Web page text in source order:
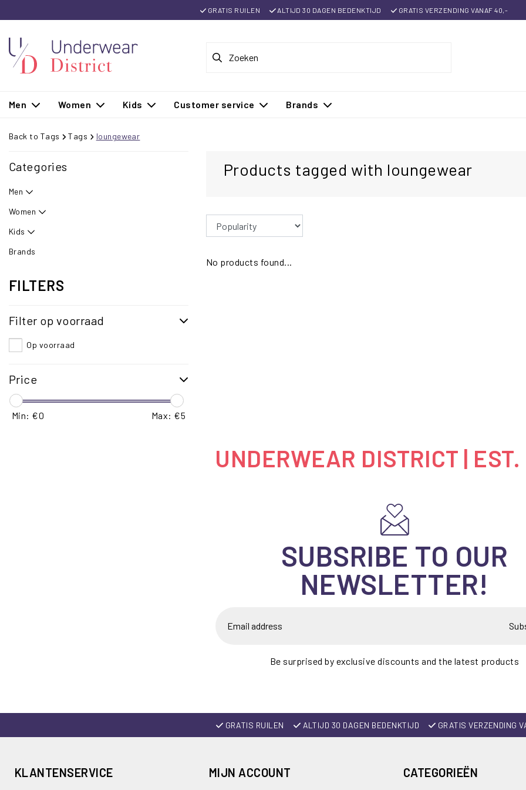
GRATIS RUILEN ALTIJD 30 DAGEN BEDENKTIJD GRATIS VERZENDING VANAF 40,-
Men Women Kids Customer service Brands
Back to Tags Tags loungewear
Categories
Men
Women
Kids
Brands
FILTERS
Filter op voorraad
Op voorraad
Price
Min: €0 Max: €5
Products tagged with loungewear
No products found...
UNDERWEAR DISTRICT |
SUBSRIBE TO OUR
NEWSLETTER!
Be surprised by exclusive discounts and the latest products
GRATIS RUILEN ALTIJD 30 DAGEN BEDENKTIJD GRATIS VERZENDING
KLANTENSERVICE MIJN ACCOUNT CATEGORIEËN